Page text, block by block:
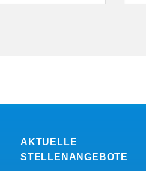
AKTUELLE
STELLENANGEBOTE